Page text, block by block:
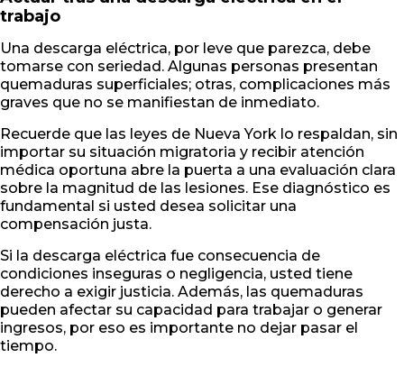
trabajo
Una descarga eléctrica, por leve que parezca, debe
tomarse con seriedad. Algunas personas presentan
quemaduras superficiales; otras, complicaciones más
graves que no se manifiestan de inmediato.
Recuerde que las leyes de Nueva York lo respaldan, sin
importar su situación migratoria y recibir atención
médica oportuna abre la puerta a una evaluación clara
sobre la magnitud de las lesiones. Ese diagnóstico es
fundamental si usted desea solicitar una
compensación justa.
Si la descarga eléctrica fue consecuencia de
condiciones inseguras o negligencia, usted tiene
derecho a exigir justicia. Además, las quemaduras
pueden afectar su capacidad para trabajar o generar
ingresos, por eso es importante no dejar pasar el
tiempo.